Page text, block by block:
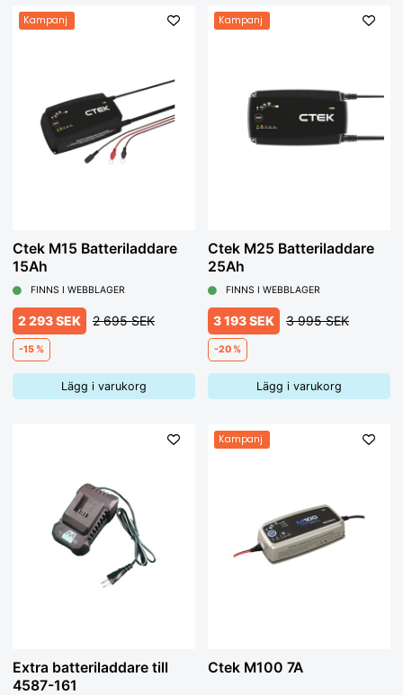
Kampanj
Ctek M15 Batteriladdare
15Ah
FINNS I WEBBLAGER
2 293 SEK 2 695 SEK
-15 %
Lägg i varukorg
Kampanj
Ctek M25 Batteriladdare
25Ah
FINNS I WEBBLAGER
3 193 SEK 3 995 SEK
-20 %
Lägg i varukorg
Extra batteriladdare till
4587-161
Kampanj
Ctek M100 7A